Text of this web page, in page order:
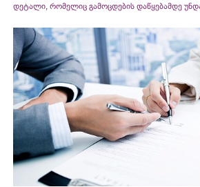
დეტალი, რომელიც გამოცდების დაწყებამდე